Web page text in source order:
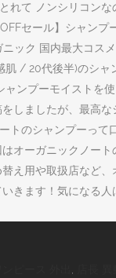
れて ノンシリコン
セール】シャンプ
ック 国内最大コス
肌 / 20代後半)のシャ
ャンプーモイストを
をしましたが、最高
トのシャンプーって
オーガニックノー
え用や取扱店など
きます！気になる人